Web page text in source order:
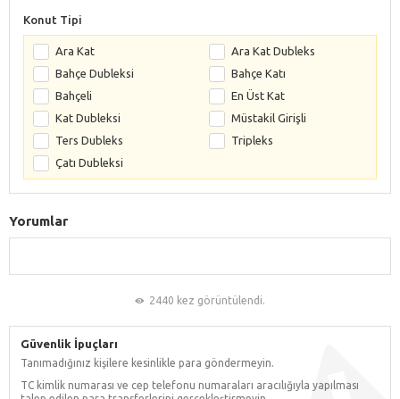
Konut Tipi
Ara Kat
Ara Kat Dubleks
Bahçe Dubleksi
Bahçe Katı
Bahçeli
En Üst Kat
Kat Dubleksi
Müstakil Girişli
Ters Dubleks
Tripleks
Çatı Dubleksi
Yorumlar
2440 kez görüntülendi.
Güvenlik İpuçları
Tanımadığınız kişilere kesinlikle para göndermeyin.
TC kimlik numarası ve cep telefonu numaraları aracılığıyla yapılması